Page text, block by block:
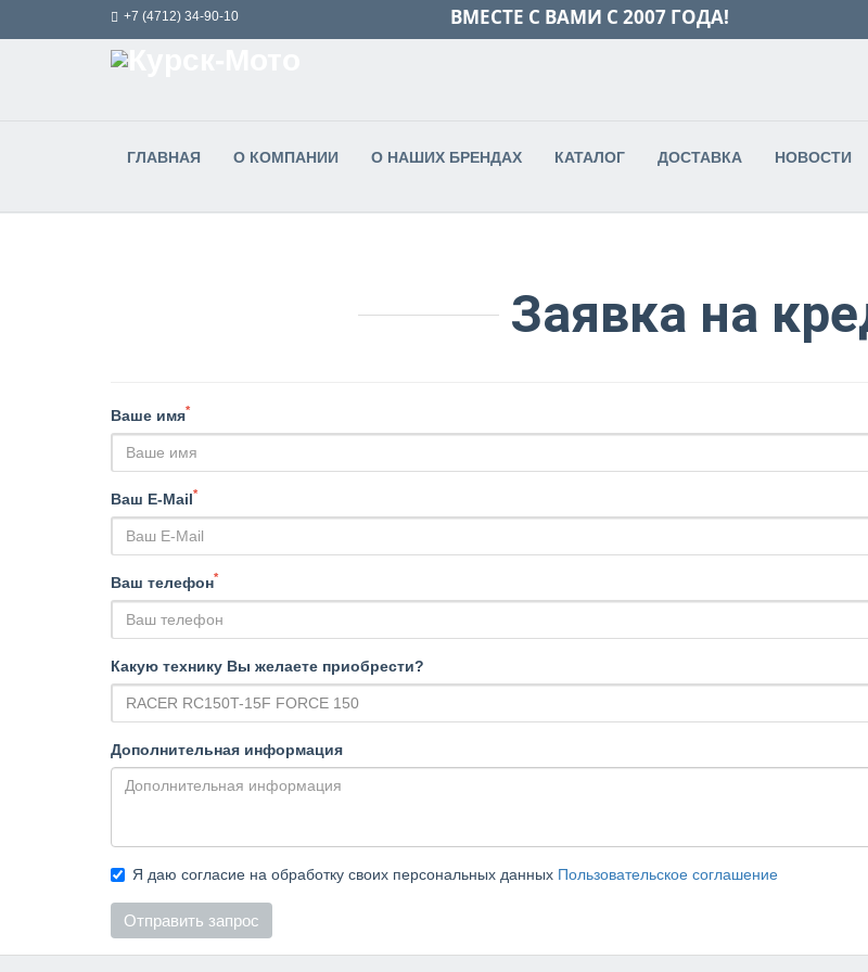
+7 (4712) 34-90-10 ВМЕСТЕ С ВАМИ С 2007 ГОДА!
ГЛАВНАЯ О КОМПАНИИ О НАШИХ БРЕНДАХ КАТАЛОГ ДОСТАВКА НОВОСТИ
Заявка на
Ваше имя*
Ваш E-Mail*
Ваш телефон*
Какую технику Вы желаете приобрести?
Дополнительная информация
Я даю согласие на обработку своих персональных данных Пользовательское соглашение
Отправить запрос